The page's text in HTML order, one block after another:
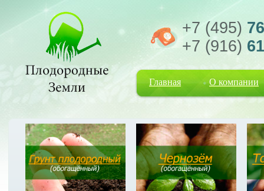
+7 (495)
+7 (916)
Главная О компании